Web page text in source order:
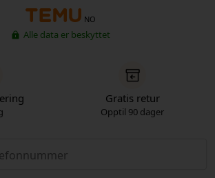
NO
Alle data er beskyttet
Gratis retur
Opptil 90 dager